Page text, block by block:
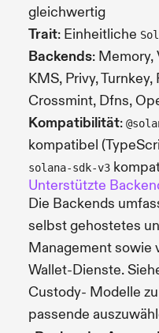
gleichwertig
Trait: Einheitliche
Backends: Memory,
KMS, Privy,
Crossmint, Dfns,
Kompatibilität:
kompatibel
solana-sdk-v3
Unterstützte
Die Backends
selbst gehostetes
Management sowie
Wallet-Dienste.
Custody- Modelle
passende